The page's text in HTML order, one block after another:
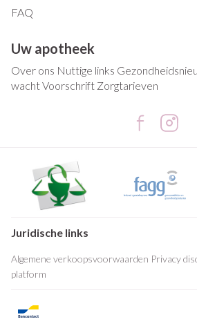
FAQ
Uw apotheek
Over ons Nuttige links
wachtVoorschrift Zorgtarieven
Juridische links
Algemene verkoopsvoorwaarden Privacy
platform